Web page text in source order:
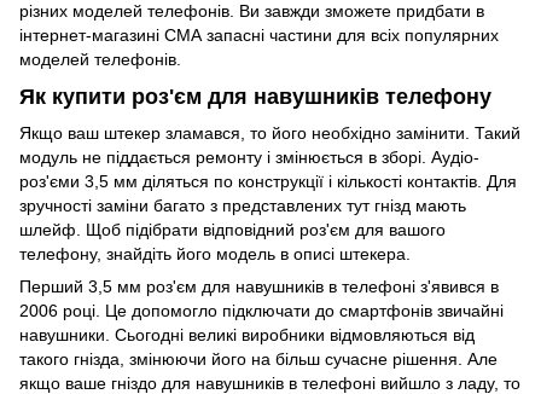
різних моделей телефонів. Ви завжди зможете придбати в
інтернет-магазині СМА запасні частини для всіх популярних
моделей телефонів.
Як купити роз'єм для навушників телефону
Якщо ваш штекер зламався, то його необхідно замінити. Такий
модуль не піддається ремонту і змінюється в зборі. Аудіо-
роз'єми 3,5 мм діляться по конструкції і кількості контактів. Для
зручності заміни багато з представлених тут гнізд мають
шлейф. Щоб підібрати відповідний роз'єм для вашого
телефону, знайдіть його модель в описі штекера.
Перший 3,5 мм роз'єм для навушників в телефоні з'явився в
2006 році. Це допомогло підключати до смартфонів звичайні
навушники. Сьогодні великі виробники відмовляються від
такого гнізда, змінюючи його на більш сучасне рішення. Але
якщо ваше гніздо для навушників в телефоні вийшло з ладу, то